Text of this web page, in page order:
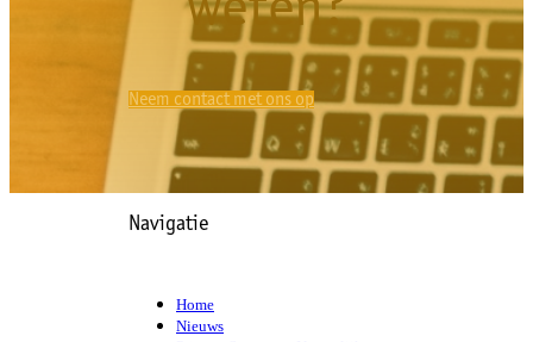
Neem contact met ons op
Navigatie
Home
Nieuws